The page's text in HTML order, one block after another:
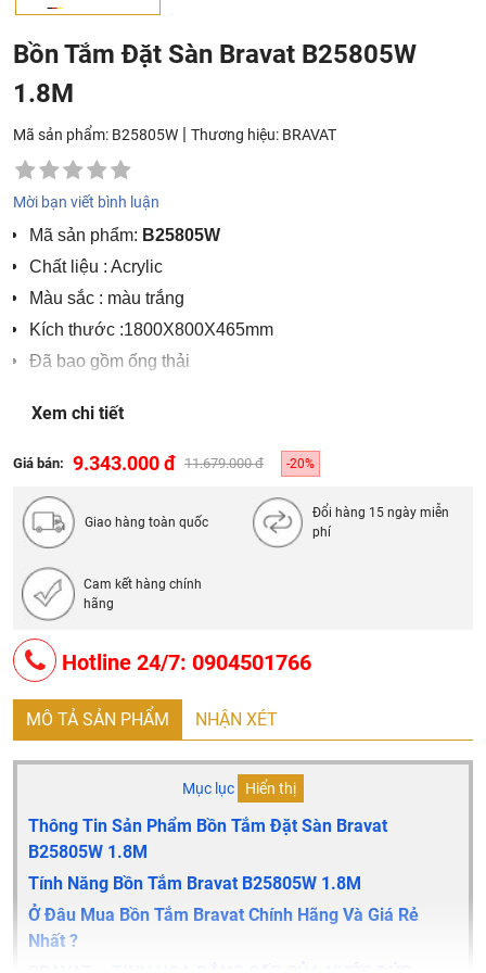
Bồn Tắm Đặt Sàn Bravat B25805W
1.8M
Mã sản phẩm: B25805W | Thương hiệu: BRAVAT
Mời bạn viết bình luận
Mã sản phẩm: B25805W
Chất liệu : Acrylic
Màu sắc : màu trắng
Kích thước :1800X800X465mm
Đã bao gồm ống thải
Áp lực thường: 0,2 ÷ 0,4 MPA
Lưu lượng nước: 0,3 ÷ 0,8l/s
Điện áp : AC220V±15%
Tần số : 50Hz ± 5Hz
Sản xuất tại Trung Quốc
Xem chi tiết
Giá bán: 9.343.000 đ 11.679.000 đ -20%
Giao hàng toàn quốc
Đổi hàng 15 ngày miễn
phí
Cam kết hàng chính
hãng
Hotline 24/7: 0904501766
MÔ TẢ SẢN PHẨM NHẬN XÉT
Mục lục Hiển thị
Thông Tin Sản Phẩm Bồn Tắm Đặt Sàn Bravat
B25805W 1.8M
Tính Năng Bồn Tắm Bravat B25805W 1.8M
Ở Đâu Mua Bồn Tắm Bravat Chính Hãng Và Giá Rẻ
Nhất ?